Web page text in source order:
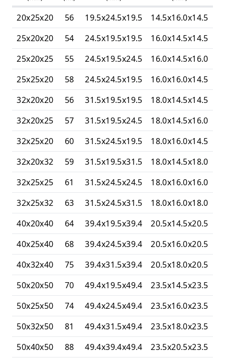
20x25x20 56 19.5x24.5x19.5 14.5x16.0x14.5
25x20x20
54 24.5x19.5x19.5 16.0x14.5x14.5
25x20x25
55 24.5x19.5x24.5 16.0x14.5x16.0
25x25x20
58 24.5x24.5x19.5 16.0x16.0x14.5
32x20x20
56 31.5x19.5x19.5 18.0x14.5x14.5
32x20x25
57 31.5x19.5x24.5 18.0x14.5x16.0
32x25x20
60 31.5x24.5x19.5 18.0x16.0x14.5
32x20x32
59 31.5x19.5x31.5 18.0x14.5x18.0
32x25x25
61 31.5x24.5x24.5 18.0x16.0x16.0
32x25x32
63 31.5x24.5x31.5 18.0x16.0x18.0
40x20x40
64 39.4x19.5x39.4 20.5x14.5x20.5
40x25x40
68 39.4x24.5x39.4 20.5x16.0x20.5
40x32x40
75 39.4x31.5x39.4 20.5x18.0x20.5
50x20x50
70 49.4x19.5x49.4 23.5x14.5x23.5
50x25x50
74 49.4x24.5x49.4 23.5x16.0x23.5
50x32x50
81 49.4x31.5x49.4 23.5x18.0x23.5
50x40x50
88 49.4x39.4x49.4 23.5x20.5x23.5